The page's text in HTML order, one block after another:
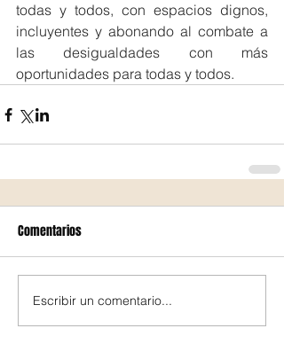
todas y todos, con espacios dignos,
incluyentes y abonando al combate a
las desigualdades con más
oportunidades para todas y todos.
Comentarios
Escribir un comentario...